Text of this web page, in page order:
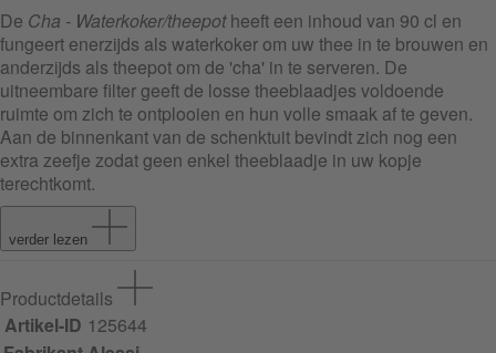
De Cha - Waterkoker/theepotheeft een inhoud van 90 cl en
fungeert enerzijds als waterkoker om uw thee in te brouwen en
anderzijds als theepot om de 'cha' in te serveren. De
uitneembare filter geeft de losse theeblaadjes voldoende
ruimte om zich te ontplooien en hun volle smaak af te geven.
Aan de binnenkant van de schenktuit bevindt zich nog een
extra zeefje zodat geen enkel theeblaadje in uw kopje
terechtkomt.
verder lezen
Productdetails
Artikel-ID 125644